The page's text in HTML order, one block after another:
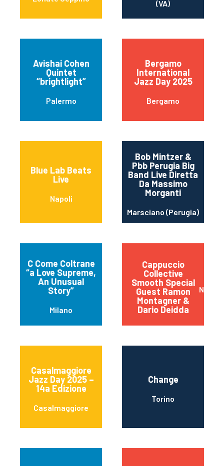
(VA)
Avishai Cohen
Quintet
“brightlight”
Palermo
Bergamo
International
Jazz Day 2025
Bergamo
Blue Lab Beats
Live
Napoli
Bob Mintzer &
Pbb Perugia Big
Band Live Diretta
Da Massimo
Morganti
Marsciano (Perugia)
C Come Coltrane
“a Love Supreme,
An Unusual
Story”
Milano
Cappuccio
Collective
Smooth Special
Guest Ramon
Montagner &
Dario Deidda
Napoli
Casalmaggiore
Jazz Day 2025 –
14a Edizione
Casalmaggiore
Change
Torino